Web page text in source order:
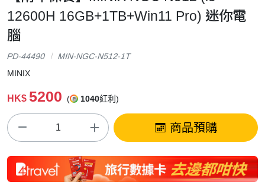
12600H 16GB+1TB+Win11 Pro) 迷你電
腦
PD-44490
MIN-NGC-N512-1T
MINIX
HK$ 5200 ( 1040紅利)
商品預購